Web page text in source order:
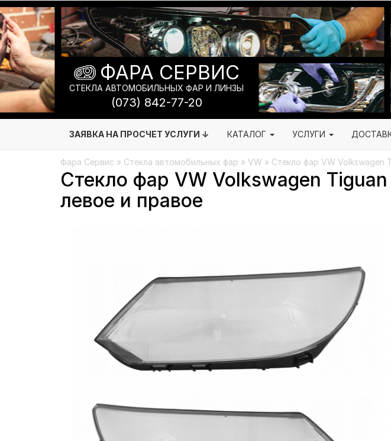
Фара Сервис » Стекла автомобильных фар » VW » Стекло фар VW Volkswagen
Стекло фар VW Volkswagen Tiguan
левое и правое
ФАРА СЕРВИС
СТЕКЛА АВТОМОБИЛЬНЫХ ФАР И ЛИНЗЫ
(073) 842-77-20
ЗАЯВКА НА ПРОСЧЕТ УСЛУГИ ↓ КАТАЛОГ УСЛУГИ